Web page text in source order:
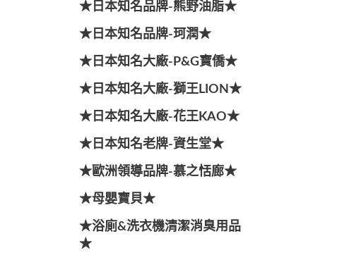
★日本知名品牌-熊野油脂★
★日本知名品牌-珂潤★
★日本知名大廠-P&G寶僑★
★日本知名大廠-獅王LION★
★日本知名大廠-花王KAO★
★日本知名老牌-資生堂★
★歐洲領導品牌-慕之恬廊★
★母嬰寶貝★
★浴廁&洗衣機清潔消臭用品
★